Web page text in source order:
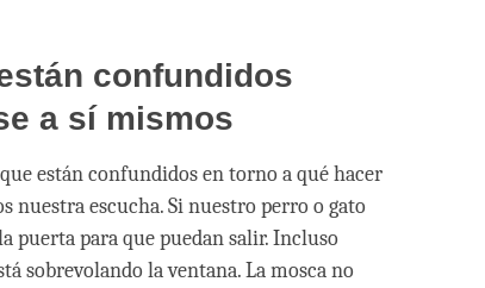
confundidos
a sí mismos
están confundidos en torno a qué hacer
nuestra escucha. Si nuestro perro o gato
puerta para que puedan salir. Incluso
sobrevolando la ventana. La mosca no